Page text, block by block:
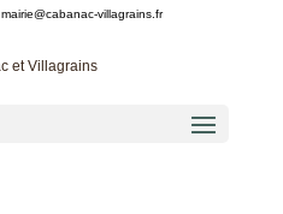
mairie@cabanac-villagrains.fr